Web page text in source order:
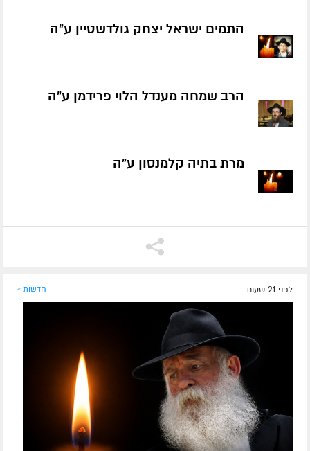
התמים ישראל יצחק גולדשטיין ע״ה
הרב שמחה מענדל הלוי פרידמן ע״ה
מרת בתיה קלמנסון ע״ה
לפני 21 שעות חדשות »